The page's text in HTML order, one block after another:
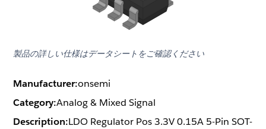
製品の詳しい仕様はデータシートをご確認ください
Manufacturer:onsemi
Category:Analog & Mixed Signal
Description:LDO Regulator Pos 3.3V 0.15A 5-Pin SOT-